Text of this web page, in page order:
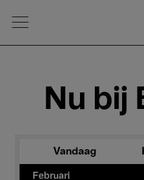
Open Menu
Nu bij
Vandaag
Februari